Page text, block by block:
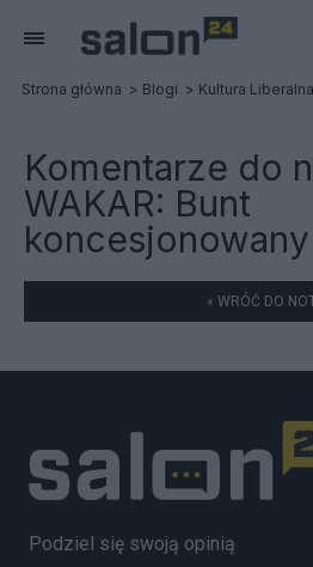
Strona główna Blogi Kultura Liberalna
Komentarze do
WAKAR: Bunt
koncesjonowany
« WRÓĆ DO
Podziel się swoją opinią